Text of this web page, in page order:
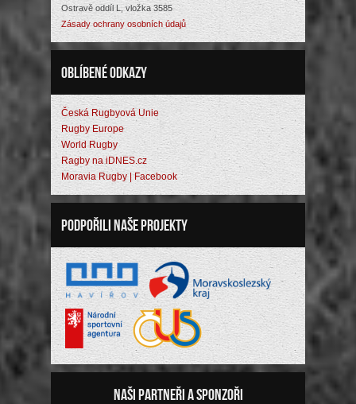
Ostravě oddíl L, vložka 3585
Zásady ochrany osobních údajů
Oblíbené odkazy
Česká Rugbyová Unie
Rugby Europe
World Rugby
Ragby na iDNES.cz
Moravia Rugby | Facebook
Podpořili naše projekty
Naši partneři a sponzoři